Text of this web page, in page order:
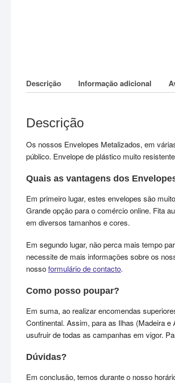
Descrição Informação adicional
Descrição
Os nossos Envelopes Metalizados, em
público. Envelope de plástico muito
Quais as vantagens dos
Em primeiro lugar, estes envelopes são
Grande opção para o comércio online. Fita
em diversos tamanhos e cores.
Em segundo lugar, não perca mais tempo
necessite de mais informações sobre os
nossoformulário de contacto.
Como posso poupar?
Em suma, ao realizar encomendas
Continental. Assim, para as Ilhas (Madeira
usufruir de todas as campanhas em vigor.
Dúvidas?
Em conclusão, temos durante o nosso